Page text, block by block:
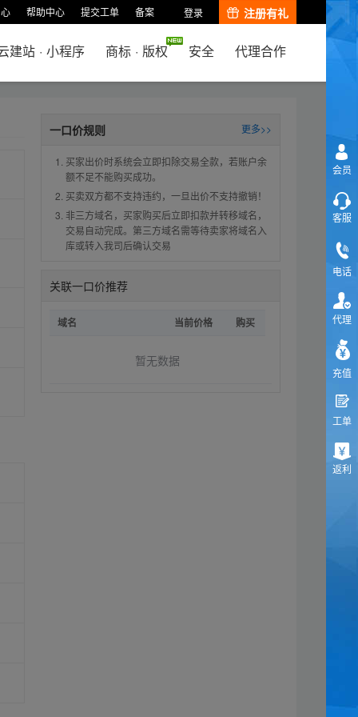
帮助中心 提交工单 备案 登录 注册有礼
建站 · 小程序 商标 · 版权 安全 代理合作
一口价规则 更多>>
买家出价时系统会立即扣除交易全款，若账户余
额不足不能购买成功。
买卖双方都不支持违约，一旦出价不支持撤销！
非三方域名，买家购买后立即扣款并转移域名，
交易自动完成。第三方域名需等待卖家将域名入
库或转入我司后确认交易
关联一口价推荐
域名 当前价格 购买
暂无数据
会员
客服
电话
代理
充值
工单
返利